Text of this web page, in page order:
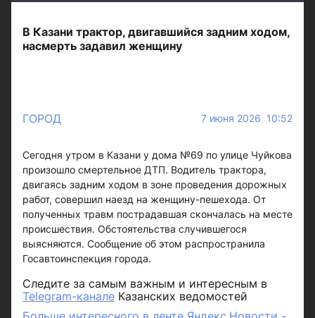
В Казани трактор, двигавшийся задним ходом,
насмерть задавил женщину
ГОРОД 7 июня 2026 10:52
Сегодня утром в Казани у дома №69 по улице Чуйкова
произошло смертельное ДТП. Водитель трактора,
двигаясь задним ходом в зоне проведения дорожных
работ, совершил наезд на женщину-пешехода. От
полученных травм пострадавшая скончалась на месте
происшествия. Обстоятельства случившегося
выясняются. Сообщение об этом распространила
Госавтоинспекция города.
Следите за самым важным и интересным в
Telegram-канале Казанских ведомостей